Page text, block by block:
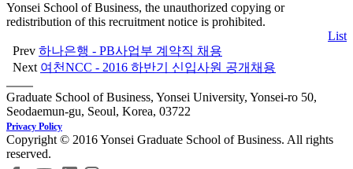
Yonsei School of Business, the unauthorized copying or
redistribution of this recruitment notice is prohibited.
List
Prev 하나은행 - PB사업부 계약직 채용
Next 여천NCC - 2016 하반기 신입사원 공개채용
Graduate School of Business, Yonsei University, Yonsei-ro 50,
Seodaemun-gu, Seoul, Korea, 03722
Privacy Policy
Copyright © 2016 Yonsei Graduate School of Business. All rights
reserved.